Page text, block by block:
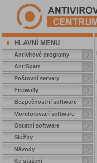
HLAVNÍ MENU
Antivirové programy
AntiSpam
Poštovní servery
Firewally
Bezpečnostní software
Monitorovací software
Ostatní software
Služby
Návody
Ke stažení